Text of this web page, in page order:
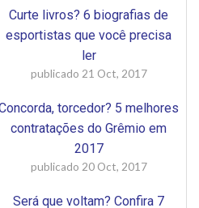
Curte livros? 6 biografias de
esportistas que você precisa
ler
publicado 21 Oct, 2017
torcedor? 5 melhores
contratações do Grêmio em
2017
publicado 20 Oct, 2017
Será que voltam? Confira 7